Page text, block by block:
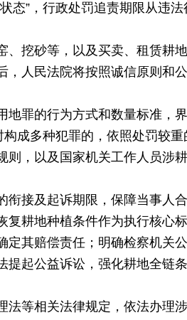
态”，行政处罚追责期限从违法
、挖砂等，以及买卖、租赁耕
，人民法院将按照诚信原则和
地罪的行为方式和数量标准，
成多种犯罪的，依照处罚较重
则，以及国家机关工作人员涉
衔接及起诉期限，保障当事人
耕地种植条件作为执行核心标
定其赔偿责任；明确检察机关
提起公益诉讼，强化耕地全链
法等相关法律规定，依法办理